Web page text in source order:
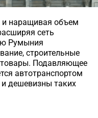
и наращивая объем
сеть
Румыния
строительные
Подавляющее
автотранспортом
дешевизны таких